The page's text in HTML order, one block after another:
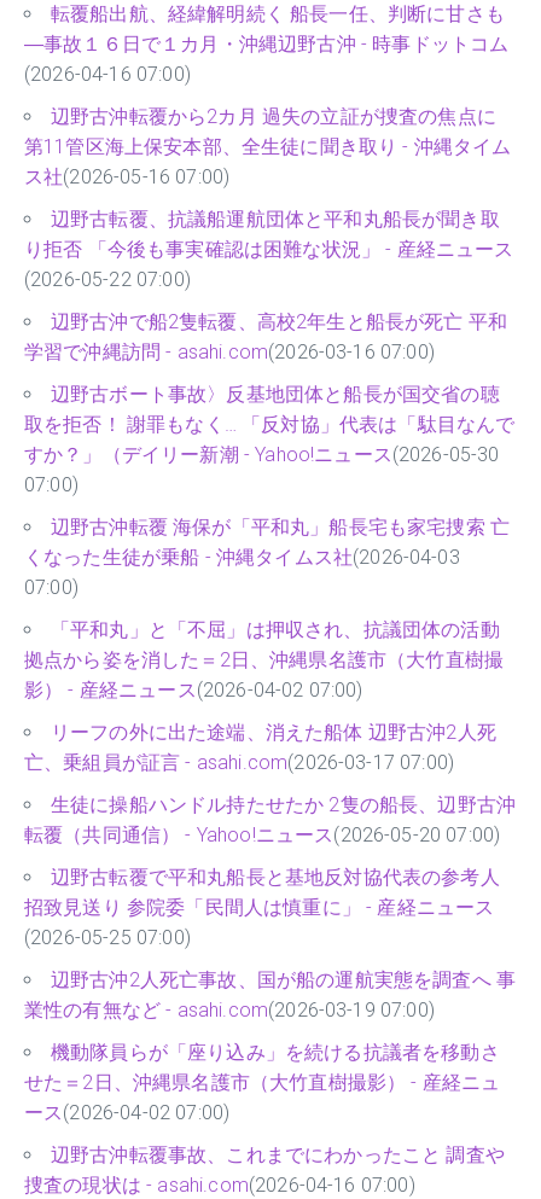
転覆船出航、経緯解明続く 船長一任、判断に甘さも
―事故１６日で１カ月・沖縄辺野古沖 - 時事ドットコム
(2026-04-16 07:00)
辺野古沖転覆から2カ月 過失の立証が捜査の焦点に
第11管区海上保安本部、全生徒に聞き取り - 沖縄タイム
ス社(2026-05-16 07:00)
辺野古転覆、抗議船運航団体と平和丸船長が聞き取
り拒否 「今後も事実確認は困難な状況」 - 産経ニュース
(2026-05-22 07:00)
辺野古沖で船2隻転覆、高校2年生と船長が死亡 平和
学習で沖縄訪問 - asahi.com(2026-03-16 07:00)
辺野古ボート事故〉反基地団体と船長が国交省の聴
取を拒否！ 謝罪もなく… 「反対協」代表は「駄目なんで
すか？」（デイリー新潮 - Yahoo!ニュース(2026-05-30
07:00)
辺野古沖転覆 海保が「平和丸」船長宅も家宅捜索 亡
くなった生徒が乗船 - 沖縄タイムス社(2026-04-03
07:00)
「平和丸」と「不屈」は押収され、抗議団体の活動
拠点から姿を消した＝2日、沖縄県名護市（大竹直樹撮
影） - 産経ニュース(2026-04-02 07:00)
リーフの外に出た途端、消えた船体 辺野古沖2人死
亡、乗組員が証言 - asahi.com(2026-03-17 07:00)
生徒に操船ハンドル持たせたか 2隻の船長、辺野古沖
転覆（共同通信） - Yahoo!ニュース(2026-05-20 07:00)
辺野古転覆で平和丸船長と基地反対協代表の参考人
招致見送り 参院委「民間人は慎重に」 - 産経ニュース
(2026-05-25 07:00)
辺野古沖2人死亡事故、国が船の運航実態を調査へ 事
業性の有無など - asahi.com(2026-03-19 07:00)
機動隊員らが「座り込み」を続ける抗議者を移動さ
せた＝2日、沖縄県名護市（大竹直樹撮影） - 産経ニュ
ース(2026-04-02 07:00)
辺野古沖転覆事故、これまでにわかったこと 調査や
捜査の現状は - asahi.com(2026-04-16 07:00)